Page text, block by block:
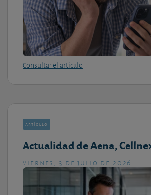
Consultar el artículo
artículo
Actualidad de Aena,
viernes, 3 de julio de 2026